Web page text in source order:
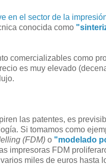
en el sector de la
conocida como
comercializables como
es muy elevado
las patentes, es
Si tomamos como
(FDM) o "modelado
impresoras FDM
miles de euros hasta